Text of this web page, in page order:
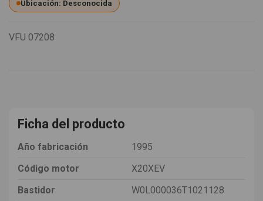
Ubicación: Desconocida
VFU 07208
Ficha del producto
Año fabricación
1995
Código motor
X20XEV
Bastidor
W0L000036T1021128